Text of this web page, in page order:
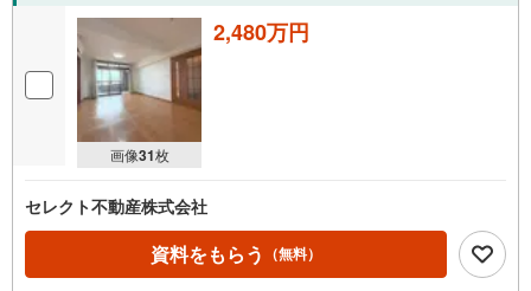
画像31枚
2,480万円
セレクト不動産株式会社
資料をもらう （無料）